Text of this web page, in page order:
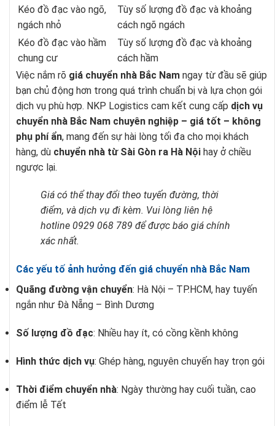
Kéo đồ đạc vào ngõ,
ngách nhỏ
Tùy số lượng đồ đạc và khoảng
cách ngõ ngách
Kéo đồ đạc vào hầm
chung cư
Tùy số lượng đồ đạc và khoảng
cách hầm
Việc nắm rõ giá chuyển nhà Bắc Nam ngay từ đầu sẽ giúp
bạn chủ động hơn trong quá trình chuẩn bị và lựa chọn gói
dịch vụ phù hợp. NKP Logistics cam kết cung cấp dịch vụ
chuyển nhà Bắc Nam chuyên nghiệp – giá tốt – không
phụ phí ẩn, mang đến sự hài lòng tối đa cho mọi khách
hàng, dù chuyển nhà từ Sài Gòn ra Hà Nội hay ở chiều
ngược lại.
Giá có thể thay đổi theo tuyến đường, thời
điểm, và dịch vụ đi kèm. Vui lòng liên hệ
hotline 0929 068 789 để được báo giá chính
xác nhất.
Các yếu tố ảnh hưởng đến giá chuyển nhà Bắc Nam
Quãng đường vận chuyển: Hà Nội – TP.HCM, hay tuyến
ngắn như Đà Nẵng – Bình Dương
Số lượng đồ đạc: Nhiều hay ít, có cồng kềnh không
Hình thức dịch vụ: Ghép hàng, nguyên chuyến hay trọn gói
Thời điểm chuyển nhà: Ngày thường hay cuối tuần, cao
điểm lễ Tết